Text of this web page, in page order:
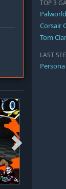
TOP 3
Palworld
Corsair
Tom
LAST